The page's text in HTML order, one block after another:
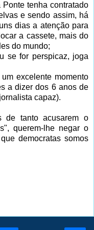
tenha contratado
e sendo assim, há
dias a atenção para
a cassete, mais do
do mundo;
se for perspicaz, joga
excelente momento
a dizer dos 6 anos de
capaz).
de tanto acusarem o
querem-lhe negar o
democratas somos